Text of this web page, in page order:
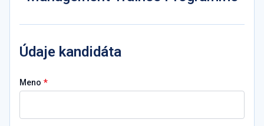
Údaje kandidáta
Meno *